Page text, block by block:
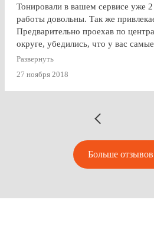
Тонировали в вашем сервисе уже
работы довольны. Так же
Предварительно проехав по
округе, убедились, что у вас
будущем, думаю, будем так же
Развернуть
27 ноября 2018
Больше отзывов